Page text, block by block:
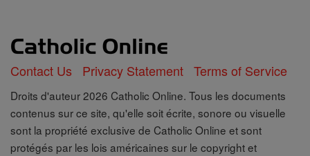
Contact Us Privacy Statement Terms of Service
Droits d'auteur 2026 Catholic Online. Tous les documents
contenus sur ce site, qu'elle soit écrite, sonore ou visuelle
sont la propriété exclusive de Catholic Online et sont
protégés par les lois américaines sur le copyright et